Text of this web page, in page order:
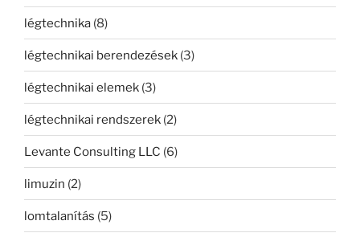
légtechnika (8)
légtechnikai berendezések (3)
légtechnikai elemek (3)
légtechnikai rendszerek (2)
Levante Consulting LLC (6)
limuzin (2)
lomtalanítás (5)